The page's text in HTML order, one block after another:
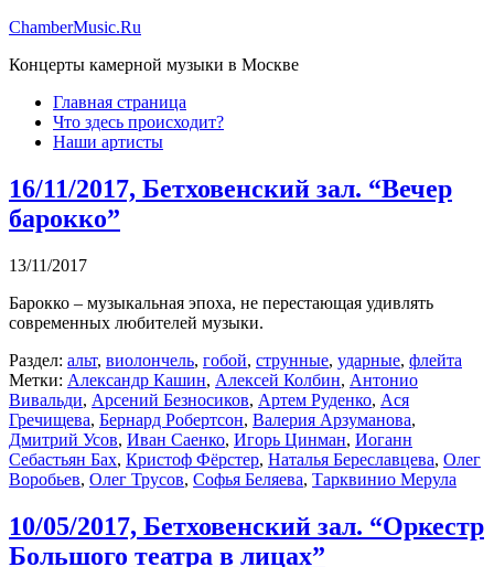
ChamberMusic.Ru
Концерты камерной музыки в Москве
Главная страница
Что здесь происходит?
Наши артисты
16/11/2017, Бетховенский зал. “Вечер
барокко”
13/11/2017
Барокко – музыкальная эпоха, не перестающая удивлять
современных любителей музыки.
Раздел: альт, виолончель, гобой, струнные, ударные, флейта
Метки: Александр Кашин, Алексей Колбин, Антонио
Вивальди, Арсений Безносиков, Артем Руденко, Ася
Гречищева, Бернард Робертсон, Валерия Арзуманова,
Дмитрий Усов, Иван Саенко, Игорь Цинман, Иоганн
Себастьян Бах, Кристоф Фёрстер, Наталья Береславцева, Олег
Воробьев, Олег Трусов, Софья Беляева, Тарквинио Мерула
10/05/2017, Бетховенский зал. “Оркестр
Большого театра в лицах”